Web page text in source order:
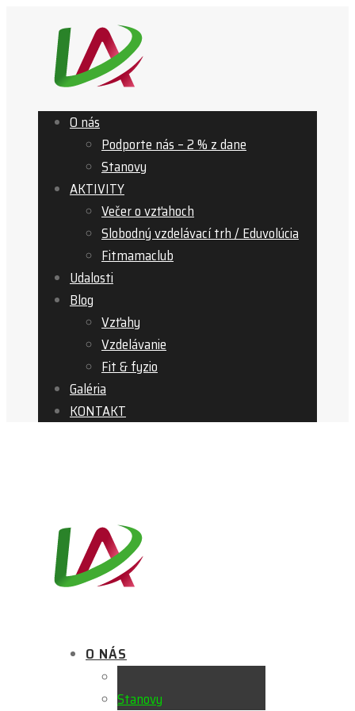
O nás
Podporte nás – 2 % z dane
Stanovy
AKTIVITY
Večer o vzťahoch
Slobodný vzdelávací trh / Eduvolúcia
Fitmamaclub
Udalosti
Blog
Vzťahy
Vzdelávanie
Fit & fyzio
Galéria
KONTAKT
O NÁS
Stanovy